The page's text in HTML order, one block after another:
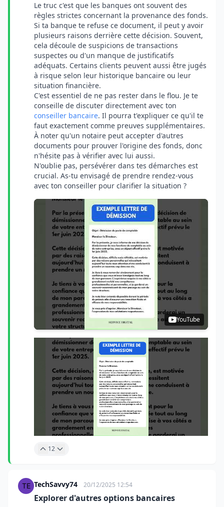
Le truc c'est que les banques ont souvent des
règles strictes concernant la provenance des fonds.
Si ta banque te refuse ce document, il peut y avoir
plusieurs raisons derrière cette décision. Souvent,
cela découle de suspicions de transactions
suspectes ou d'un manque de justificatifs
adéquats. Certains clients peuvent aussi être jugés
à risque selon leur historique bancaire ou leur
situation financière.
C'est essentiel de ne pas rester dans le flou. Je te
conseille de discuter directement avec ton
conseiller bancaire. Il pourra t'expliquer ce qu'il te
faut exactement comme preuves supplémentaires.
À noter qu'un notaire peut accepter d'autres
documents pour prouver l'origine des fonds, donc
n'hésite pas à vérifier avec lui aussi.
N'oublie pas, persévérer dans tes démarches est
crucial. As-tu envisagé de prendre rendez-vous
avec ton conseiller pour clarifier la situation ?
YouTube
12
TechSavvy74 20/12/2025 12:54
Explorer d'autres options bancaires